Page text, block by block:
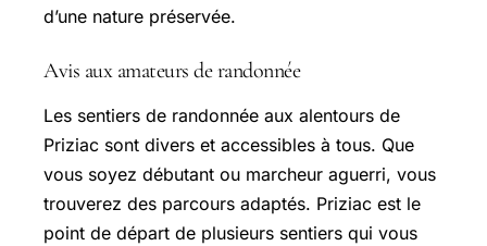
d’une nature préservée.
Avis aux amateurs de randonnée
Les sentiers de randonnée aux alentours de
Priziac sont divers et accessibles à tous. Que
vous soyez débutant ou marcheur aguerri, vous
trouverez des parcours adaptés. Priziac est le
point de départ de plusieurs sentiers qui vous